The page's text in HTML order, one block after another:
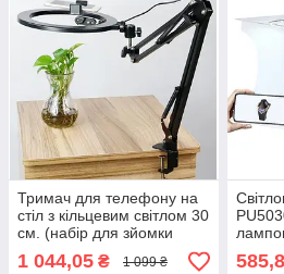
Тримач для телефону на
стіл з кільцевим світлом 30
см. (набір для зйомки
flatlay)
1 044,05 ₴ 1 099 ₴